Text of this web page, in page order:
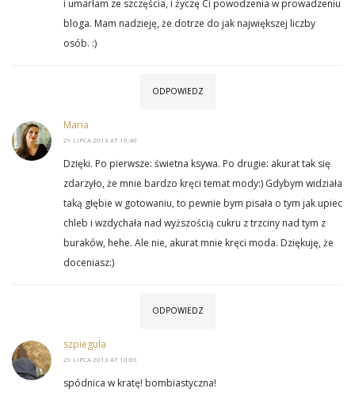
i umarłam ze szczęścia, i życzę Ci powodzenia w prowadzeniu
bloga. Mam nadzieję, że dotrze do jak największej liczby
osób. :)
ODPOWIEDZ
Maria
29 LIPCA 2013 AT 16:40
Dzięki. Po pierwsze: świetna ksywa. Po drugie: akurat tak się
zdarzyło, że mnie bardzo kręci temat mody:) Gdybym widziała
taką głębie w gotowaniu, to pewnie bym pisała o tym jak upiec
chleb i wzdychała nad wyższością cukru z trzciny nad tym z
buraków, hehe. Ale nie, akurat mnie kręci moda. Dziękuję, że
doceniasz:)
ODPOWIEDZ
szpiegula
29 LIPCA 2013 AT 10:06
spódnica w kratę! bombiastyczna!